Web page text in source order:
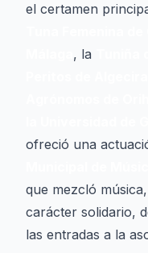
el certamen
, la
ofreció una
que mezcló
carácter solidario,
las entradas a la